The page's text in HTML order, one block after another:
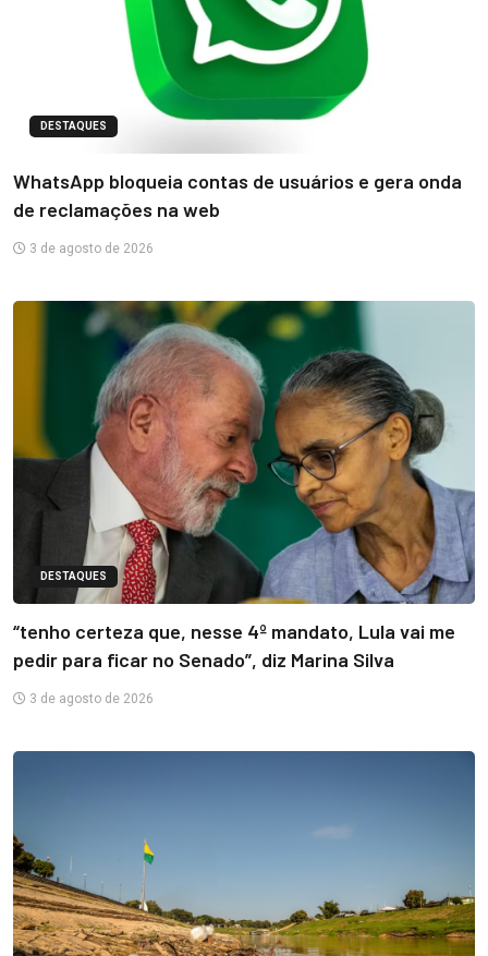
DESTAQUES
WhatsApp bloqueia contas de usuários e gera onda
de reclamações na web
3 de agosto de 2026
DESTAQUES
“tenho certeza que, nesse 4º mandato, Lula vai me
pedir para ficar no Senado”, diz Marina Silva
3 de agosto de 2026